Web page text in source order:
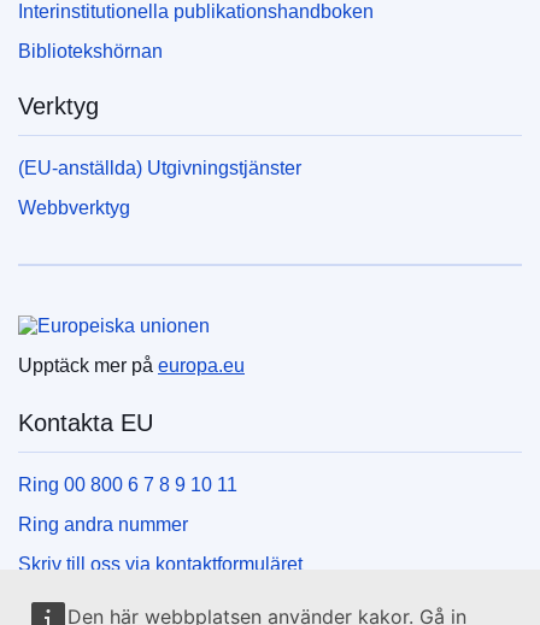
Den här webbplatsen använder kakor. Gå in
EDITION : f745d075-302b-11f0-8a44-01aa75ed71a1
EDITION : 4ffcde2c-b9e0-11f0-b37f-01aa75ed71a1
EDITION : fa5ddef6-32a3-11f1-be39-01aa75ed71a1
Interinstitutionella publikationshandboken
Bibliotekshörnan
Verktyg
(EU-anställda) Utgivningstjänster
Webbverktyg
Upptäck mer på europa.eu
Kontakta EU
Ring 00 800 6 7 8 9 10 11
Ring andra nummer
Skriv till oss via kontaktformuläret
Besök ett EU-centrum